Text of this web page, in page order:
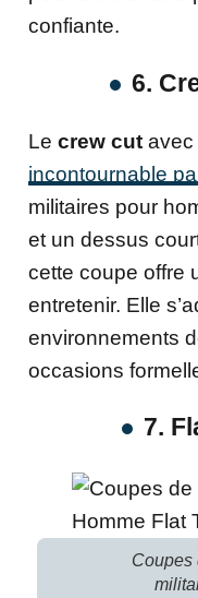
confiante.
6.
Le crew cut avec
incontournable
militaires pour
et un dessus
cette coupe offre
entretenir. Elle
environnements
occasions
7.
Coupes